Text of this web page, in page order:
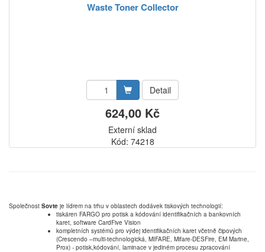
Waste Toner Collector
Detail
624,00 Kč
Externí sklad
Kód: 74218
Společnost Sovte je lídrem na trhu v oblastech dodávek tiskových technologií:
tiskáren FARGO pro potisk a kódování identifikačních a bankovních
karet, software CardFive Vision
kompletních systémů pro výdej identifikačních karet včetně čipových
(Crescendo –multi-technologická, MIFARE, Mifare-DESFire, EM Marine,
Prox) - potisk,kódování, laminace v jediném procesu zpracování